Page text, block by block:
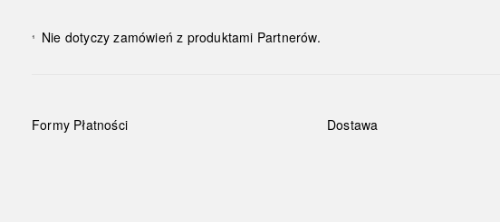
¹ Nie dotyczy zamówień z produktami Partnerów.
Formy Płatności Dostawa